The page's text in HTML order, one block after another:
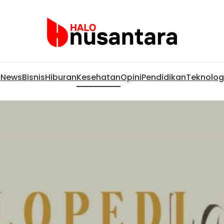
NewsBisnisHiburanKesehatanOpiniPendidikan